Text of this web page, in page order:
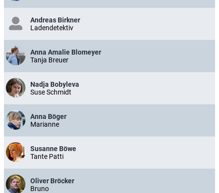
Andreas Birkner
Ladendetektiv
Anna Amalie Blomeyer
Tanja Breuer
Nadja Bobyleva
Suse Schmidt
Anna Böger
Marianne
Susanne Böwe
Tante Patti
Oliver Bröcker
Bruno